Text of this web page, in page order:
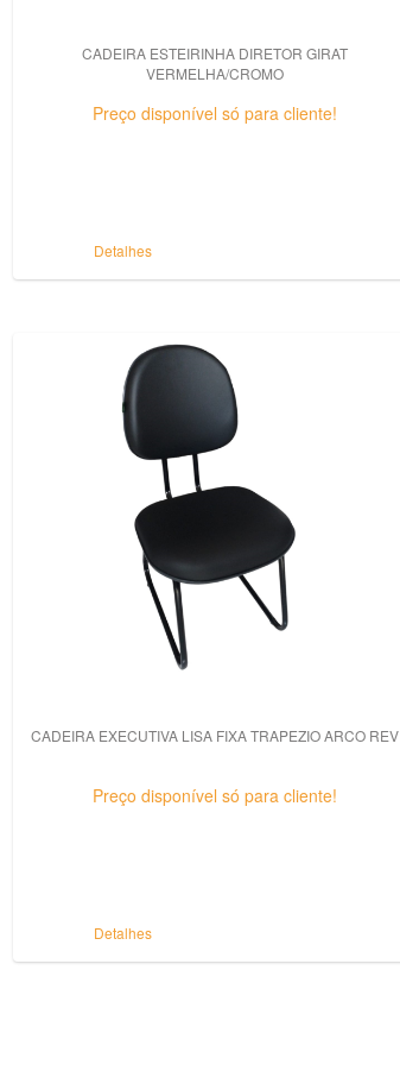
CADEIRA ESTEIRINHA DIRETOR GIRAT
VERMELHA/CROMO
Preço disponível só para cliente!
Detalhes
CADEIRA EXECUTIVA LISA FIXA TRAPEZIO ARCO REV
Preço disponível só para cliente!
Detalhes